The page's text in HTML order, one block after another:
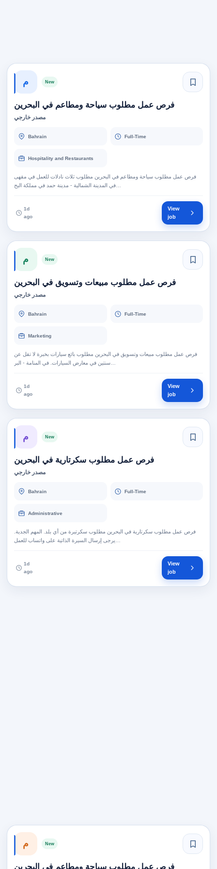
م New
فرص عمل مطلوب سياحة ومطاعم في البحرين
مصدر خارجي
Bahrain Full-Time
Hospitality and Restaurants
فرص عمل مطلوب سياحة ومطاعم في البحرين مطلوب ثلاث نادلات للعمل في مقهى
1d
ago
View
job
م New
فرص عمل مطلوب مبيعات وتسويق في البحرين
مصدر خارجي
Bahrain Full-Time
Marketing
فرص عمل مطلوب مبيعات وتسويق في البحرين مطلوب بائع سيارات بخبرة لا تقل عن
1d
ago
View
job
م New
فرص عمل مطلوب سكرتارية في البحرين
مصدر خارجي
Bahrain Full-Time
Administrative
فرص عمل مطلوب سكرتارية في البحرين مطلوب سكرتيرة من أي بلد. المهم الجدية.
1d
ago
View
job
م New
فرص عمل مطلوب سياحة ومطاعم في البحرين